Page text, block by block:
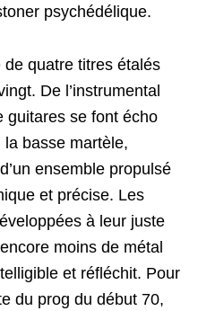
psychédélique.
de quatre titres étalés
De l’instrumental
guitares se font écho
la basse martèle,
ensemble propulsé
et précise. Les
à leur juste
moins de métal
et réfléchit. Pour
du prog du début 70,